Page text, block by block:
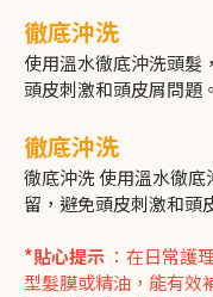
徹底沖洗
使用溫水徹底沖洗頭髮
頭皮刺激和頭皮屑問題。
徹底沖洗
徹底沖洗 使用溫水徹
留，避免頭皮刺激和頭
*貼心提示 ：在日常護
型髮膜或精油，能有效